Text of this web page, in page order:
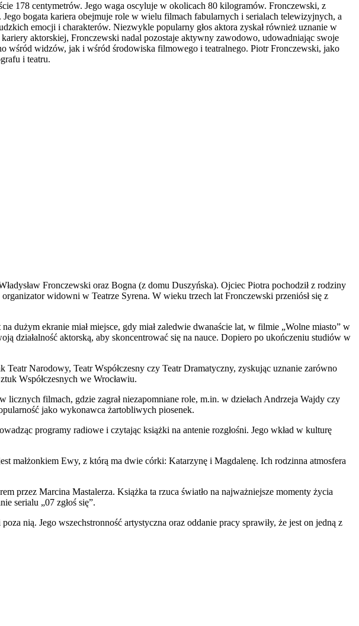
178 centymetrów. Jego waga oscyluje w okolicach 80 kilogramów. Fronczewski, z
bogata kariera obejmuje role w wielu filmach fabularnych i serialach telewizyjnych, a
emocji i charakterów. Niezwykle popularny głos aktora zyskał również uznanie w
aktorskiej, Fronczewski nadal pozostaje aktywny zawodowo, udowadniając swoje
wśród widzów, jak i wśród środowiska filmowego i teatralnego. Piotr Fronczewski, jako
i teatru.
Fronczewski oraz Bogna (z domu Duszyńska). Ojciec Piotra pochodził z rodziny
widowni w Teatrze Syrena. W wieku trzech lat Fronczewski przeniósł się z
dużym ekranie miał miejsce, gdy miał zaledwie dwanaście lat, w filmie „Wolne miasto” w
działalność aktorską, aby skoncentrować się na nauce. Dopiero po ukończeniu studiów w
Narodowy, Teatr Współczesny czy Teatr Dramatyczny, zyskując uznanie zarówno
Współczesnych we Wrocławiu.
filmach, gdzie zagrał niezapomniane role, m.in. w dziełach Andrzeja Wajdy czy
jako wykonawca żartobliwych piosenek.
programy radiowe i czytając książki na antenie rozgłośni. Jego wkład w kulturę
małżonkiem Ewy, z którą ma dwie córki: Katarzynę i Magdalenę. Ich rodzinna atmosfera
przez Marcina Mastalerza. Książka ta rzuca światło na najważniejsze momenty życia
serialu „07 zgłoś się”.
nią. Jego wszechstronność artystyczna oraz oddanie pracy sprawiły, że jest on jedną z